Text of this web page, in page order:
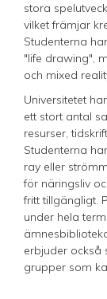
stora
vilket främjar
Studenterna
"life drawing",
och mixed
Universitetet
ett stort antal
resurser,
Studenterna
ray eller
för näringsliv
fritt tillgängligt.
under hela
erbjuder också
grupper som